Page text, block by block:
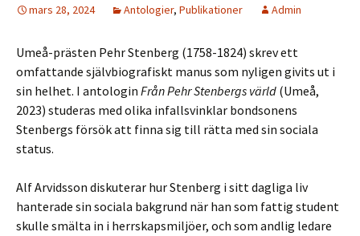
mars 28, 2024 Antologier, Publikationer Admin
Umeå-prästen Pehr Stenberg (1758-1824) skrev ett
omfattande självbiografiskt manus som nyligen givits ut i
sin helhet. I antologin Från Pehr Stenbergs värld (Umeå,
2023) studeras med olika infallsvinklar bondsonens
Stenbergs försök att finna sig till rätta med sin sociala
status.
Alf Arvidsson diskuterar hur Stenberg i sitt dagliga liv
hanterade sin sociala bakgrund när han som fattig student
skulle smälta in i herrskapsmiljöer, och som andlig ledare